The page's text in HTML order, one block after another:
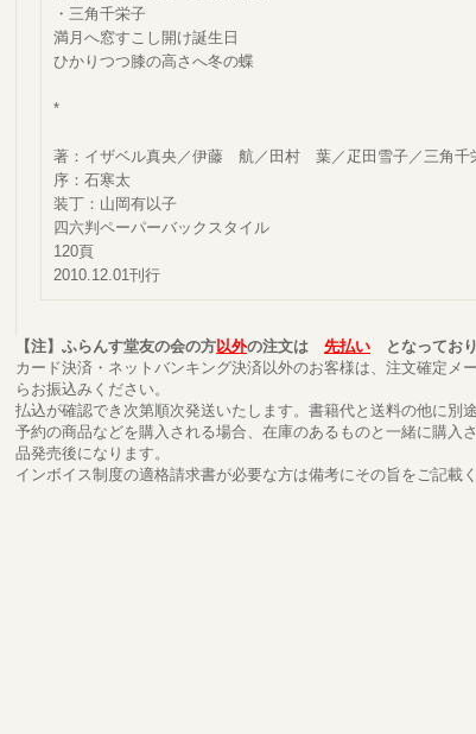
・三角千栄子
満月へ窓すこし開け誕生日
ひかりつつ膝の高さへ冬の蝶
*
著：イザベル真央／伊藤 航／田村 葉／疋田雪子／三角千
序：石寒太
装丁：山岡有以子
四六判ペーパーバックスタイル
120頁
2010.12.01刊行
【注】ふらんす堂友の会の方以外の注文は 先払い となってお
カード決済・ネットバンキング決済以外のお客様は、注文確定メ
らお振込みください。
払込が確認でき次第順次発送いたします。書籍代と送料の他に別
予約の商品などを購入される場合、在庫のあるものと一緒に購入
品発売後になります。
インボイス制度の適格請求書が必要な方は備考にその旨をご記載く